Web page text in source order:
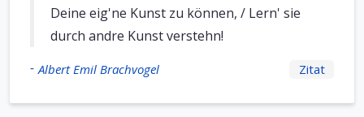
Deine eig'ne Kunst zu können, / Lern' sie
durch andre Kunst verstehn!
- Albert Emil Brachvogel Zitat